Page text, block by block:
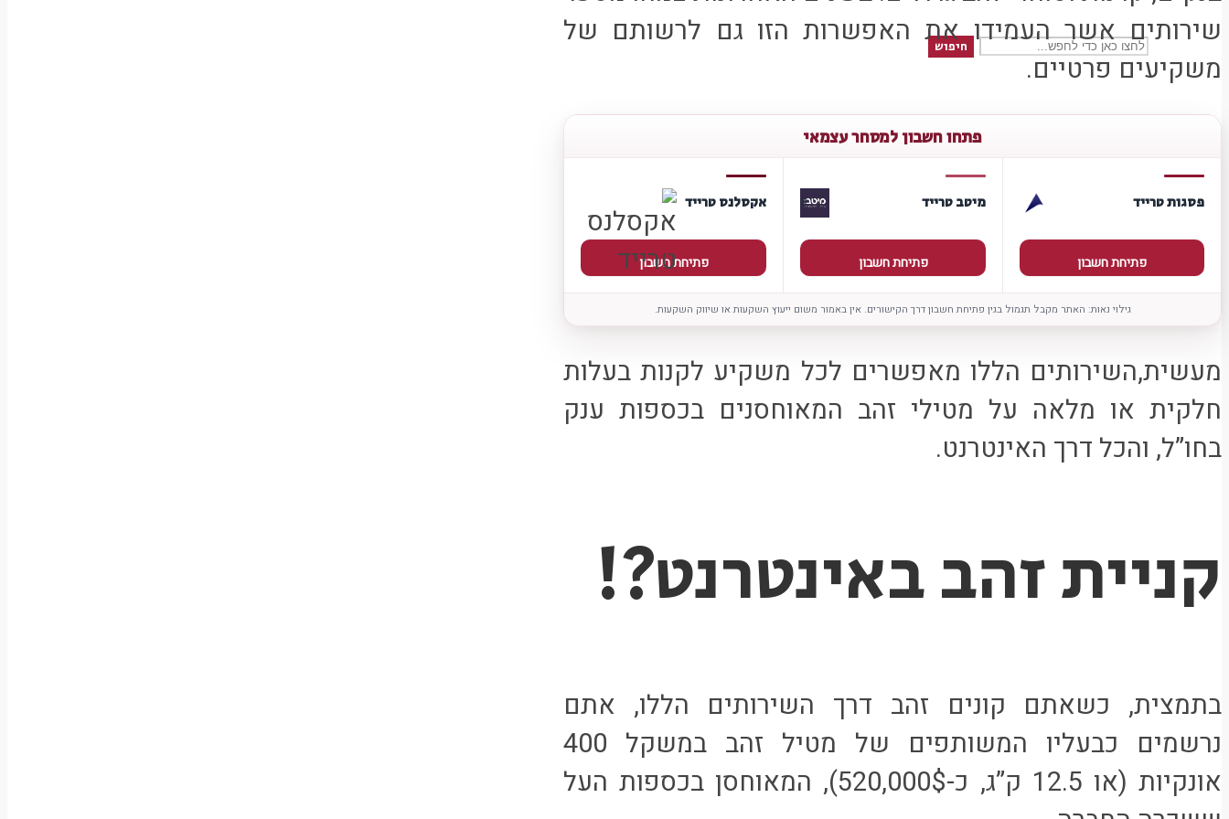
חיפוש
שירותים אשר העמידו את האפשרות הזו גם לרשותם של
משקיעים פרטיים.
פתחו חשבון למסחר עצמאי
פסגות טרייד
פתיחת חשבון
מיטב טרייד
פתיחת חשבון
אקסלנס טרייד
פתיחת חשבון
גילוי נאות: האתר מקבל תגמול בגין פתיחת חשבון דרך הקישורים. אין באמור משום ייעוץ השקעות או שיווק השקעות.
מעשית,השירותים הללו מאפשרים לכל משקיע לקנות בעלות
חלקית או מלאה על מטילי זהב המאוחסנים בכספות ענק
בחו”ל, והכל דרך האינטרנט.
קניית זהב באינטרנט?!
בתמצית, כשאתם קונים זהב דרך השירותים הללו, אתם
נרשמים כבעליו המשותפים של מטיל זהב במשקל 400
אונקיות (או 12.5 ק”ג, כ-520,000$), המאוחסן בכספות העל